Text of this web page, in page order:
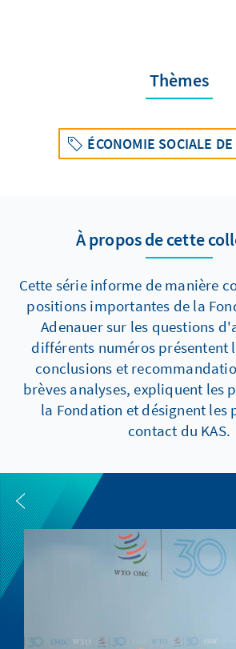
Thèmes
ÉCONOMIE SOCIALE
À propos de cette
Cette série informe de manière
positions importantes de la
Adenauer sur les questions
différents numéros présentent
conclusions et
brèves analyses, expliquent les
la Fondation et désignent les
contact du KAS.